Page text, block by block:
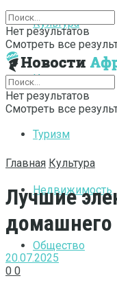
Культура
Интернет
Туризм
Недвижимость
Общество
Нет результатов
Смотреть все
Нет результатов
Смотреть все
Главная Культура
Лучшие
домашнего
20.07.2025
0 0